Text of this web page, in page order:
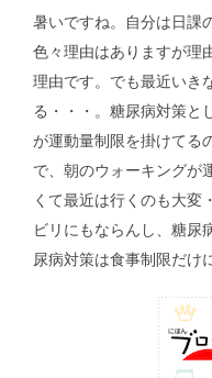
暑いですね。自分は日課
色々理由はありますが理
理由です。でも最近いき
る・・・。糖尿病対策と
が運動量制限を掛けてる
で、朝のウォーキングが
くて最近は行くのも大変
ビリにもならんし、糖尿
尿病対策は食事制限だけ